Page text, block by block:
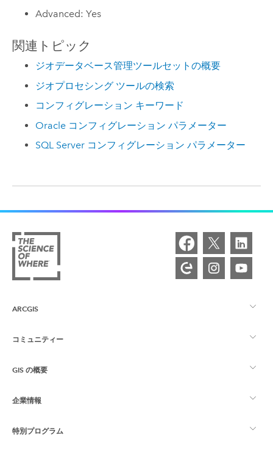
Advanced: Yes
関連トピック
ジオデータベース管理ツールセットの概要
ジオプロセシング ツールの検索
コンフィグレーション キーワード
Oracle コンフィグレーション パラメーター
SQL Server コンフィグレーション パラメーター
ARCGIS
ArcGIS の概要
マッピング
コミュニティー
Esri Community
ArcGIS ブログ
GIS の概要
GIS とは
ロケーション インテリジェンス
企業情報
Esri について
特別プログラム